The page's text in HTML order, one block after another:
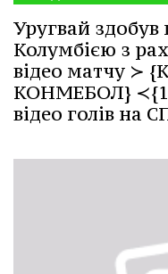
Уругвай
Колумбією з
відео матчу ≻
КОНМЕБОЛ}
відео голів на